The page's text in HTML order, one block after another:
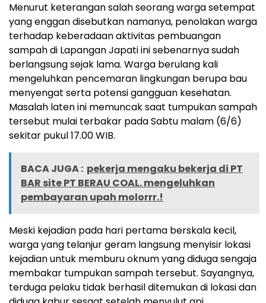
Menurut keterangan salah seorang warga setempat
yang enggan disebutkan namanya, penolakan warga
terhadap keberadaan aktivitas pembuangan
sampah di Lapangan Japati ini sebenarnya sudah
berlangsung sejak lama. Warga berulang kali
mengeluhkan pencemaran lingkungan berupa bau
menyengat serta potensi gangguan kesehatan.
Masalah laten ini memuncak saat tumpukan sampah
tersebut mulai terbakar pada Sabtu malam (6/6)
sekitar pukul 17.00 WIB.
BACA JUGA : pekerja mengaku bekerja di PT
BAR site PT BERAU COAL. mengeluhkan
pembayaran upah molorrr.!
Meski kejadian pada hari pertama berskala kecil,
warga yang telanjur geram langsung menyisir lokasi
kejadian untuk memburu oknum yang diduga sengaja
membakar tumpukan sampah tersebut. Sayangnya,
terduga pelaku tidak berhasil ditemukan di lokasi dan